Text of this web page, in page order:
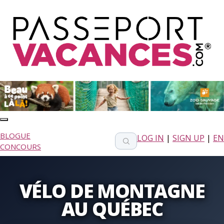
BLOGUE
CONCOURS
LOG IN | SIGN UP | EN
VÉLO DE MONTAGNE
AU QUÉBEC